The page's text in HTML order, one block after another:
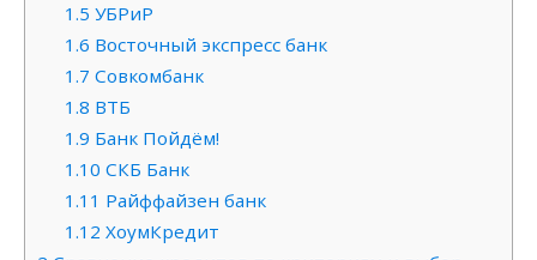
1.5 УБРиР
1.6 Восточный экспресс банк
1.7 Совкомбанк
1.8 ВТБ
1.9 Банк Пойдём!
1.10 СКБ Банк
1.11 Райффайзен банк
1.12 ХоумКредит